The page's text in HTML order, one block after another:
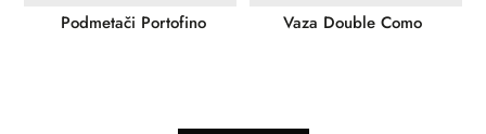
Podmetači Portofino Vaza Double Como